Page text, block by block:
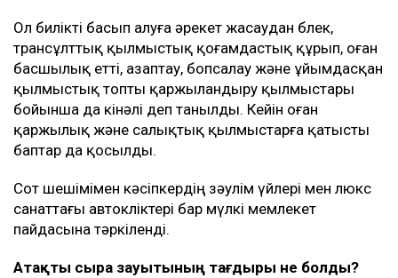
Ол билікті басып алуға әрекет жасаудан бөлек,
трансұлттық қылмыстық қоғамдастық құрып, оған
басшылық етті, азаптау, бопсалау және ұйымдасқан
қылмыстық топты қаржыландыру қылмыстары
бойынша да кінәлі деп танылды. Кейін оған
қаржылық және салықтық қылмыстарға қатысты
баптар да қосылды.
Сот шешімімен кәсіпкердің зәулім үйлері мен люкс
санаттағы автокөліктері бар мүлкі мемлекет
пайдасына тәркіленді.
Атақты сыра зауытының тағдыры не болды?